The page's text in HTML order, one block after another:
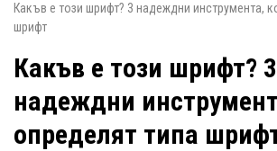
Какъв е този шрифт? 3 надеждни инструмента,
шрифт
Какъв е този шрифт? 3
надеждни
определят типа